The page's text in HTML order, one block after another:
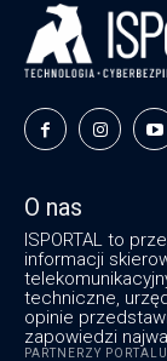
O nas
ISPORTAL to
informacji
techniczne,
opinie
zapowiedzi
PARTNERZY PORTALU